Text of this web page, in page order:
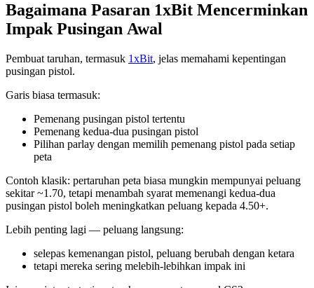
Bagaimana Pasaran 1xBit Mencerminkan
Impak Pusingan Awal
Pembuat taruhan, termasuk 1xBit, jelas memahami kepentingan
pusingan pistol.
Garis biasa termasuk:
Pemenang pusingan pistol tertentu
Pemenang kedua-dua pusingan pistol
Pilihan parlay dengan memilih pemenang pistol pada setiap
peta
Contoh klasik: pertaruhan peta biasa mungkin mempunyai peluang
sekitar ~1.70, tetapi menambah syarat memenangi kedua-dua
pusingan pistol boleh meningkatkan peluang kepada 4.50+.
Lebih penting lagi — peluang langsung:
selepas kemenangan pistol, peluang berubah dengan ketara
tetapi mereka sering melebih-lebihkan impak ini